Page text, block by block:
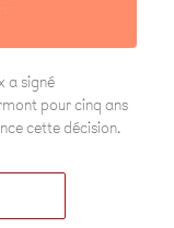
a signé
pour cinq ans
cette décision.